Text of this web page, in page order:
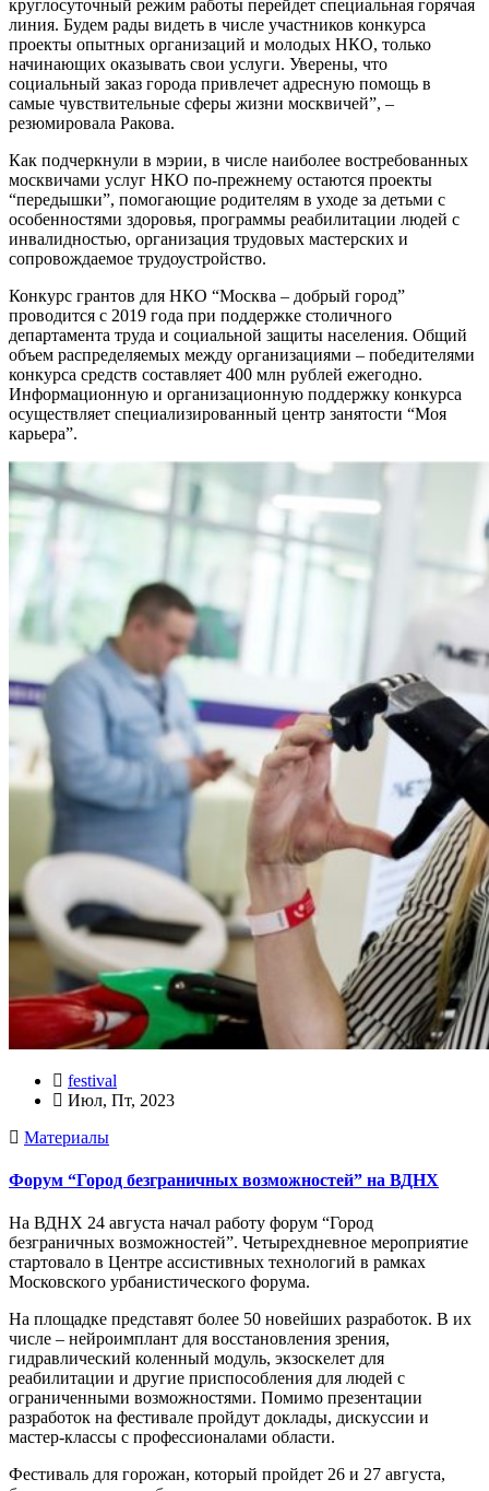
круглосуточный режим работы перейдет специальная горячая
линия. Будем рады видеть в числе участников конкурса
проекты опытных организаций и молодых НКО, только
начинающих оказывать свои услуги. Уверены, что
социальный заказ города привлечет адресную помощь в
самые чувствительные сферы жизни москвичей”, –
резюмировала Ракова.
Как подчеркнули в мэрии, в числе наиболее востребованных
москвичами услуг НКО по-прежнему остаются проекты
“передышки”, помогающие родителям в уходе за детьми с
особенностями здоровья, программы реабилитации людей с
инвалидностью, организация трудовых мастерских и
сопровождаемое трудоустройство.
Конкурс грантов для НКО “Москва – добрый город”
проводится с 2019 года при поддержке столичного
департамента труда и социальной защиты населения. Общий
объем распределяемых между организациями – победителями
конкурса средств составляет 400 млн рублей ежегодно.
Информационную и организационную поддержку конкурса
осуществляет специализированный центр занятости “Моя
карьера”.
festival
Июл, Пт, 2023
Материалы
Форум “Город безграничных возможностей” на ВДНХ
На ВДНХ 24 августа начал работу форум “Город
безграничных возможностей”. Четырехдневное мероприятие
стартовало в Центре ассистивных технологий в рамках
Московского урбанистического форума.
На площадке представят более 50 новейших разработок. В их
числе – нейроимплант для восстановления зрения,
гидравлический коленный модуль, экзоскелет для
реабилитации и другие приспособления для людей с
ограниченными возможностями. Помимо презентации
разработок на фестивале пройдут доклады, дискуссии и
мастер-классы с профессионалами области.
Фестиваль для горожан, который пройдет 26 и 27 августа,